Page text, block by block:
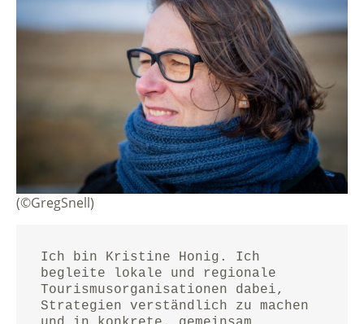
(©GregSnell)
Ich bin Kristine Honig. Ich
begleite lokale und regionale
Tourismusorganisationen dabei,
Strategien verständlich zu machen